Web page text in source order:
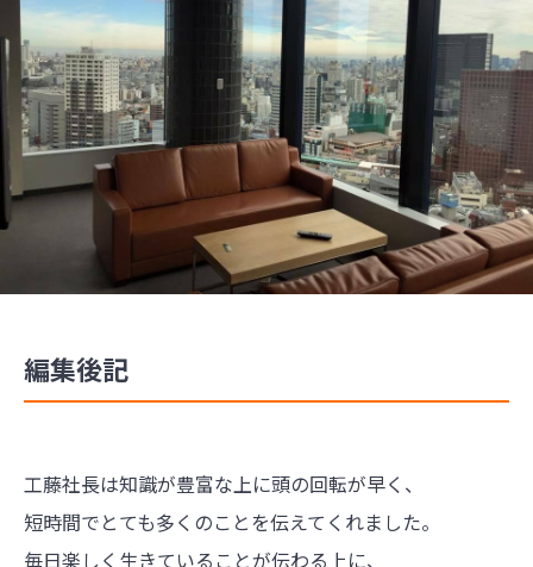
編集後記
工藤社長は知識が豊富な上に頭の回転が早く、
短時間でとても多くのことを伝えてくれました。
毎日楽しく生きていることが伝わる上に、